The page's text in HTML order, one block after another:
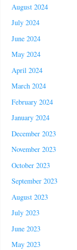
August 2024
July 2024
June 2024
May 2024
April 2024
March 2024
February 2024
January 2024
December 2023
November 2023
October 2023
September 2023
August 2023
July 2023
June 2023
May 2023